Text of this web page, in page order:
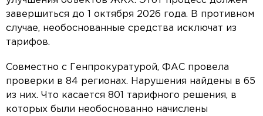
завершиться до 1 октября 2026 года. В противном
случае, необоснованные средства исключат из
тарифов.
Совместно с Генпрокуратурой, ФАС провела
проверки в 84 регионах. Нарушения найдены в 65
из них. Что касается 801 тарифного решения, в
которых были необоснованно начислены